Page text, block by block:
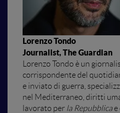
Lorenzo Tondo
Journalist, The Guardian
Lorenzo Tondo è un
corrispondente del
e inviato di guerra,
nel Mediterraneo, diritti
lavorato per la Repubblicae